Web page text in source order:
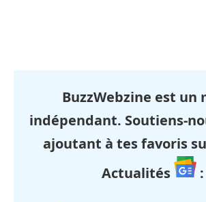
BuzzWebzine est un
indépendant. Soutiens-
ajoutant à tes favoris
Actualités
: